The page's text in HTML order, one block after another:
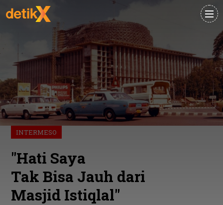
INTERMESO
"Hati Saya
Tak Bisa Jauh dari
Masjid Istiqlal"